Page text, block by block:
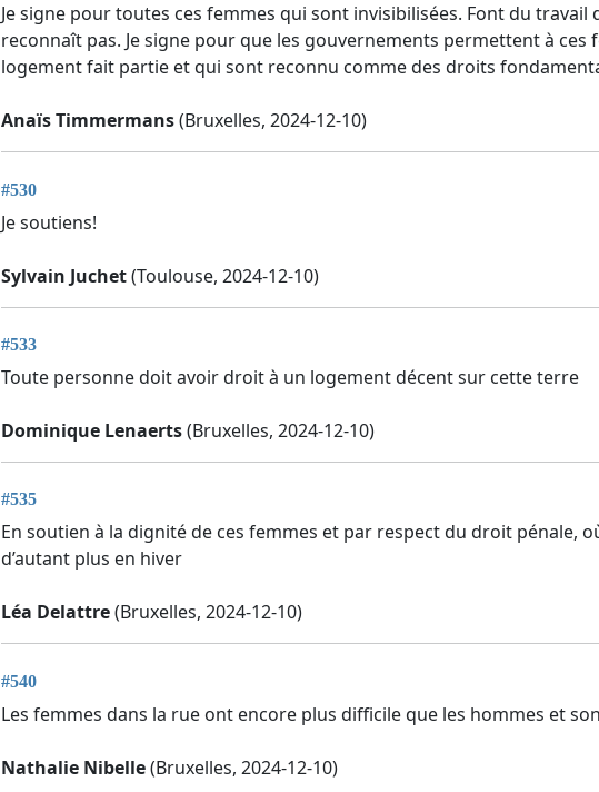
Je signe pour toutes ces femmes qui sont invisibilisées. Font du
reconnaît pas. Je signe pour que les gouvernements permettent à
logement fait partie et qui sont reconnu comme des droits
Anaïs Timmermans(Bruxelles, 2024-12-10)
#530
Je soutiens!
Sylvain Juchet(Toulouse, 2024-12-10)
#533
Toute personne doit avoir droit à un logement décent sur cette terre
Dominique Lenaerts(Bruxelles, 2024-12-10)
#535
En soutien à la dignité de ces femmes et par respect du droit pénale,
d’autant plus en hiver
Léa Delattre(Bruxelles, 2024-12-10)
#540
Les femmes dans la rue ont encore plus difficile que les hommes et
Nathalie Nibelle(Bruxelles, 2024-12-10)